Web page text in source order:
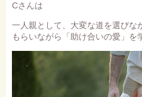
Cさんは
一人親として、大変な道を選びな
もらいながら「助け合いの愛」を